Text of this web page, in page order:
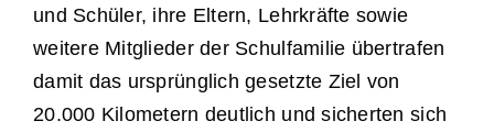
und Schüler, ihre Eltern, Lehrkräfte sowie
weitere Mitglieder der Schulfamilie übertrafen
damit das ursprünglich gesetzte Ziel von
20.000 Kilometern deutlich und sicherten sich